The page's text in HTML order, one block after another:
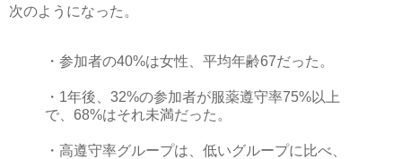
次のようになった。
・参加者の40%は女性、平均年齢67だった。
・1年後、32%の参加者が服薬遵守率75%以上
で、68%はそれ未満だった。
・高遵守率グループは、低いグループに比べ、